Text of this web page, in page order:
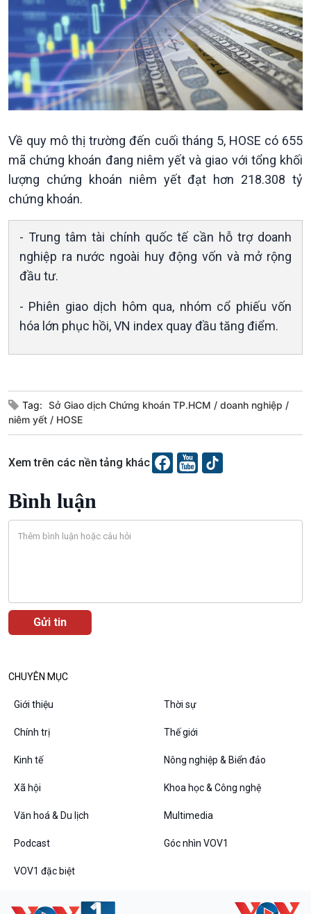
Kinh tế
Tin Kinh tế
Trước giờ mở cửa
Dòng chảy Kinh tế
Sức sống hàng Việt
Tuyên chiến với gian lận
thương mại
Nông nghiệp & Biển đảo
Tin Nông nghiệp & Biển
đảo
Mùa vàng
Biển đảo Việt Nam
đảo
Tìm hiểu biển, đảo Việt
Nam
Tin Đời sống & Xã hội
360 độ Sức khỏe
Tài nguyên và Môi trường
Xã hội chuyển động
Bước chân đến trường
Tin Khoa học & Công nghệ
Kết nối công nghệ
khí hậu
Văn hoá & Du lịch
Tin Văn hoá & Du lịch
Bình luận
10 phút Sự kiện - Luận bàn
Dòng chảy sự kiện
Đối thoại
Diễn đàn chủ nhật
Chuyện đêm
Về quy mô thị trường đến cuối tháng 5, HOSE có 655
mã chứng khoán đang niêm yết và giao với tổng khối
lượng chứng khoán niêm yết đạt hơn 218.308 tỷ
chứng khoán.
- Trung tâm tài chính quốc tế cần hỗ trợ doanh
nghiệp ra nước ngoài huy động vốn và mở rộng
đầu tư.
- Phiên giao dịch hôm qua, nhóm cổ phiếu vốn
hóa lớn phục hồi, VN index quay đầu tăng điểm.
Tag: Sở Giao dịch Chứng khoán TP.HCM
doanh nghiệp
niêm yết
HOSE
Xem trên các nền tảng khác
Bình luận
CHUYÊN MỤC
Giới thiệu Thời sự
Chính trị Thế giới
Kinh tế Nông nghiệp & Biển đảo
Xã hội Khoa học & Công nghệ
Văn hoá & Du lịch Multimedia
Podcast Góc nhìn VOV1
VOV1 đặc biệt